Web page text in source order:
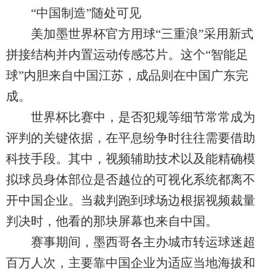
“中国制造”随处可见
美加墨世界杯官方用球“三重浪”采用新式
拼接结构并内置运动传感芯片。这个“智能足
球”内胆来自中国江苏，成品则在中国广东完
成。
世界杯比赛中，是否犯规等细节常常成为
评判的关键依据，在平息纷争时往往需要借助
科技手段。其中，视频辅助技术以及能精确模
拟球员身体部位是否越位的可视化系统都离不
开中国企业。当裁判跑到球场边根据视频裁量
判决时，他看的那块屏幕也来自中国。
赛事期间，墨西哥各主办城市转运球迷超
百万人次，主要靠中国企业为适应当地海拔和